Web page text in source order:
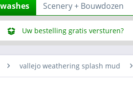
Scenery + Bouwdozen
Uw bestelling gratis versturen?
vallejo weathering splash mud